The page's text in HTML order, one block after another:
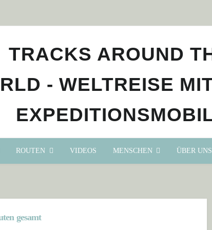
ROUTEN VIDEOS MENSCHEN ÜBER UNS
gesamt